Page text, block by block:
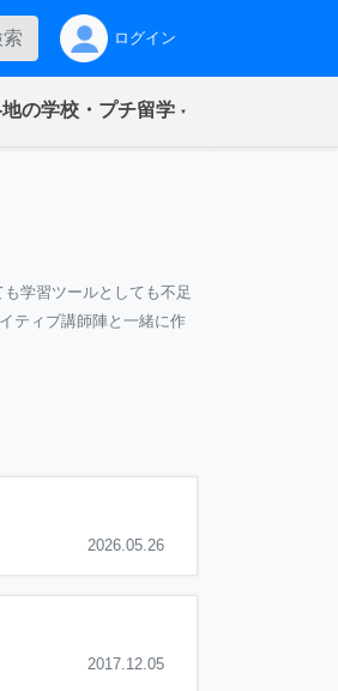
ログイン
の学校・プチ留学(current)
学習ツールとしても不足
ティブ講師陣と一緒に作
2026.05.26
2017.12.05